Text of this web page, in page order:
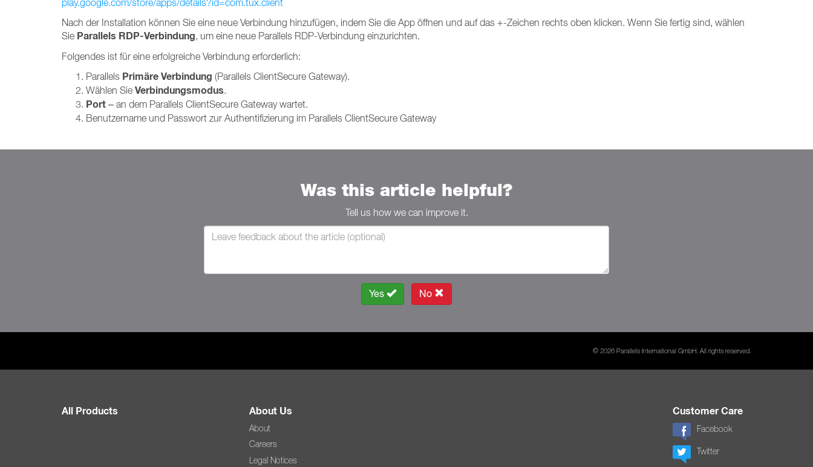
play.google.com/store/apps/details?id=com.tux.client
Nach der Installation können Sie eine neue Verbindung hinzufügen, indem Sie die App öffnen und auf das +-Zeichen rechts oben klicken. Wenn Sie fertig sind, wählen
Sie Parallels RDP-Verbindung, um eine neue Parallels RDP-Verbindung einzurichten.
Folgendes ist für eine erfolgreiche Verbindung erforderlich:
Parallels Primäre Verbindung (Parallels ClientSecure Gateway).
Wählen Sie Verbindungsmodus.
Port – an dem Parallels ClientSecure Gateway wartet.
Benutzername und Passwort zur Authentifizierung im Parallels ClientSecure Gateway
Was this article helpful?
Tell us how we can improve it.
Yes No
© 2026 Parallels International GmbH. All rights reserved.
All Products About Us
About
Careers
Legal Notices
Customer Care
Facebook
Twitter